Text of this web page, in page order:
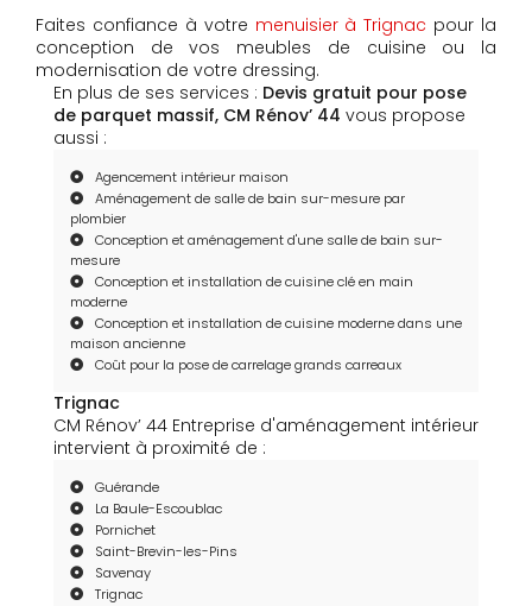
Faites confiance à votre menuisier à Trignac pour la
conception de vos meubles de cuisine ou la
modernisation de votre dressing.
En plus de ses services : Devis gratuit pour pose
de parquet massif, CM Rénov’ 44 vous propose
aussi :
Agencement intérieur maison
Aménagement de salle de bain sur-mesure par
plombier
Conception et aménagement d'une salle de bain sur-
mesure
Conception et installation de cuisine clé en main
moderne
Conception et installation de cuisine moderne dans une
maison ancienne
Coût pour la pose de carrelage grands carreaux
Trignac
CM Rénov’ 44 Entreprise d'aménagement intérieur
intervient à proximité de :
Guérande
La Baule-Escoublac
Pornichet
Saint-Brevin-les-Pins
Savenay
Trignac